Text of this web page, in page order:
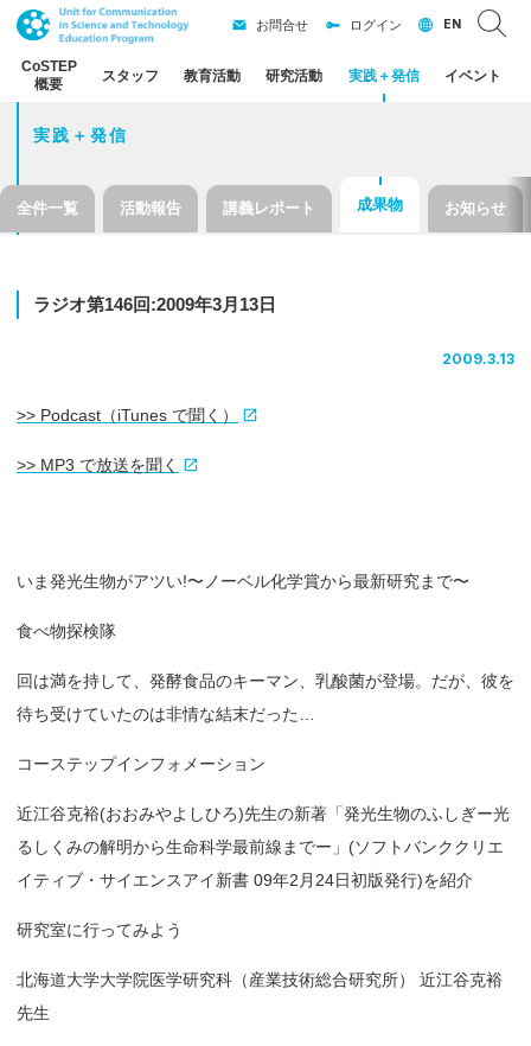
CoSTEP
概要
スタッフ 教育活動 研究活動 実践＋発信 イベント
お問合せ ログイン EN
実践＋発信
全件一覧 活動報告 講義レポート 成果物 お知らせ
ラジオ第146回:2009年3月 13 日
2009.3.13
>> Podcast（iTunes で聞く）
>> MP3 で放送を聞く
いま発光生物がアツい!〜ノーベル化学賞から最新研究まで〜
食べ物探検隊
回は満を持して、発酵食品のキーマン、乳酸菌が登場。だが、彼を
待ち受けていたのは非情な結末だった…
コーステップインフォメーション
近江谷克裕(おおみやよしひろ)先生の新著「発光生物のふしぎー光
るしくみの解明から生命科学最前線までー」(ソフトバンククリエ
イティブ・サイエンスアイ新書 09年2月24日初版発行)を紹介
研究室に行ってみよう
北海道大学大学院医学研究科（産業技術総合研究所） 近江谷克裕
先生